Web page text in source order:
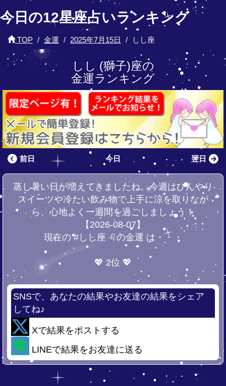
今日の12星座占いランキング
TOP 金運 2025年7月15日 しし座
しし (獅子)座の
金運ランキング
前日 今日 翌日
蒸し暑い日が増えてきましたね。今週はひんやり
スイーツや冷たい飲み物で上手に涼を取りなが
ら、心地よく一週間を過ごしましょう！
【2026-08-07】
現在の #しし座 ♌の金運 は・・・
💖 2位 💖
SNSで、あなたの結果やお友達の結果をシェア
してね♪
Xで結果をポストする
LINEで結果をお友達に送る